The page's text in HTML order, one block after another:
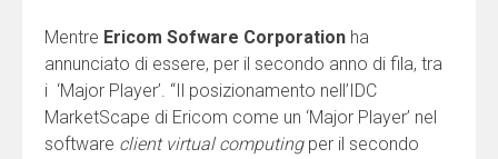
Mentre Ericom Sofware Corporation ha
annunciato di essere, per il secondo anno di fila, tra
i ‘Major Player’. “Il posizionamento nell’IDC
MarketScape di Ericom come un ‘Major Player’ nel
software client virtual computingper il secondo